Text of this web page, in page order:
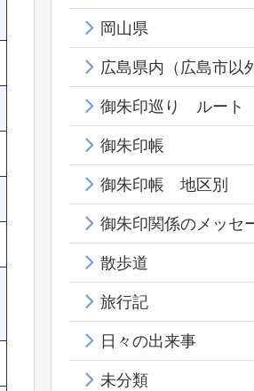
岡山県
広島県内（広島市以
御朱印巡り ルート
御朱印帳
御朱印帳 地区別
御朱印関係のメッセ
散歩道
旅行記
日々の出来事
未分類